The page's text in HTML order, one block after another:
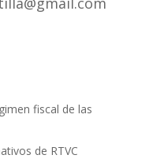
fiscal de las
de RTVC